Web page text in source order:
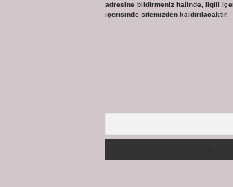
adresine bildirmeniz halinde, ilgili
içerisinde sitemizden kaldırılacaktır.